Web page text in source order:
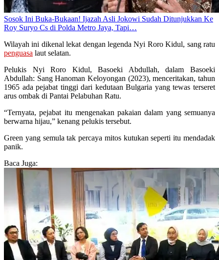
Sosok Ini Buka-Bukaan! Ijazah Asli Jokowi Sudah Ditunjukkan Ke
Roy Suryo Cs di Polda Metro Jaya, Tapi…
Wilayah ini dikenal lekat dengan legenda Nyi Roro Kidul, sang ratu
penguasa laut selatan.
Pelukis Nyi Roro Kidul, Basoeki Abdullah, dalam Basoeki
Abdullah: Sang Hanoman Keloyongan (2023), menceritakan, tahun
1965 ada pejabat tinggi dari kedutaan Bulgaria yang tewas terseret
arus ombak di Pantai Pelabuhan Ratu.
“Ternyata, pejabat itu mengenakan pakaian dalam yang semuanya
berwarna hijau,” kenang pelukis tersebut.
Green yang semula tak percaya mitos kutukan seperti itu mendadak
panik.
Baca Juga: